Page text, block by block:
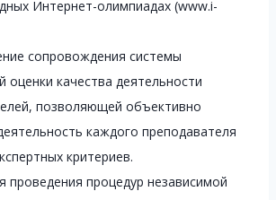
Интернет-олимпиадах (www.i-
сопровождения системы
оценки качества деятельности
позволяющей объективно
каждого преподавателя
критериев.
проведения процедур независимой